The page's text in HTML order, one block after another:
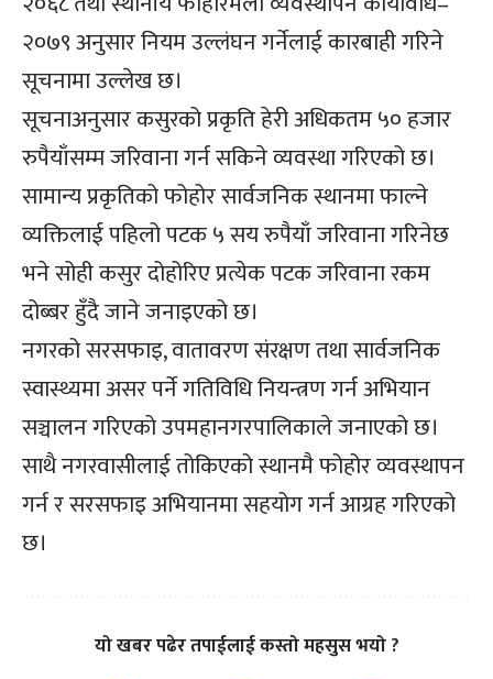
२०७९ अनुसार नियम उल्लंघन गर्नेलाई कारबाही गरिने
सूचनामा उल्लेख छ।
सूचनाअनुसार कसुरको प्रकृति हेरी अधिकतम ५० हजार
रुपैयाँसम्म जरिवाना गर्न सकिने व्यवस्था गरिएको छ।
सामान्य प्रकृतिको फोहोर सार्वजनिक स्थानमा फाल्ने
व्यक्तिलाई पहिलो पटक ५ सय रुपैयाँ जरिवाना गरिनेछ
भने सोही कसुर दोहोरिए प्रत्येक पटक जरिवाना रकम
दोब्बर हुँदै जाने जनाइएको छ।
नगरको सरसफाइ, वातावरण संरक्षण तथा सार्वजनिक
स्वास्थ्यमा असर पर्ने गतिविधि नियन्त्रण गर्न अभियान
सञ्चालन गरिएको उपमहानगरपालिकाले जनाएको छ।
साथै नगरवासीलाई तोकिएको स्थानमै फोहोर व्यवस्थापन
गर्न र सरसफाइ अभियानमा सहयोग गर्न आग्रह गरिएको
छ।
यो खबर पढेर तपाईलाई कस्तो महसुस भयो ?